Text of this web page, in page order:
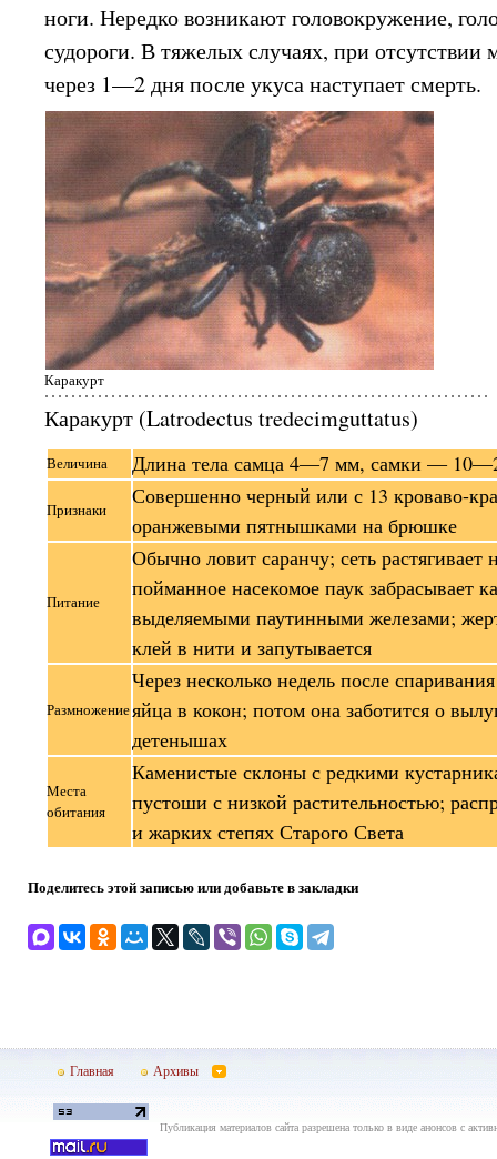
ноги. Нередко возникают головокружение,
судороги. В тяжелых случаях, при
через 1—2 дня после укуса наступает смерть.
Каракурт
Каракурт (Latrodectus tredecimguttatus)
Величина Длина тела самца 4—7 мм, самки —
Признаки
Совершенно черный или с 13 кроваво-
оранжевыми пятнышками на брюшке
Питание
Обычно ловит саранчу; сеть растягивает
пойманное насекомое паук забрасывает
выделяемыми паутинными железами;
клей в нити и запутывается
Размножение
Через несколько недель после
яйца в кокон; потом она заботится о
детенышах
Места
обитания
Каменистые склоны с редкими
пустоши с низкой растительностью;
и жарких степях Старого Света
Поделитесь этой записью или добавьте в закладки
Главная Архивы
Публикация материалов сайта разрешена только в виде анонсов с